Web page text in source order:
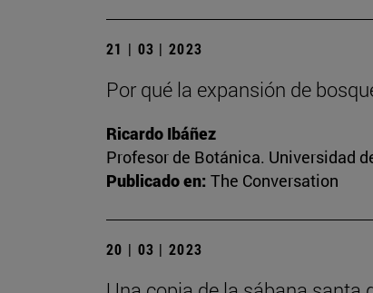
21 | 03 | 2023
Por qué la expansión de
Ricardo Ibáñez
Profesor de Botánica. Universidad
Publicado en: The Conversation
20 | 03 | 2023